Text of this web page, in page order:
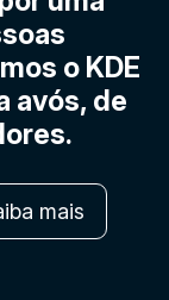
o KDE
avós, de
mais